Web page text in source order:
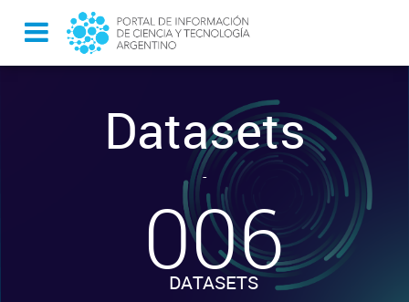
Datasets
-
006
DATASETS